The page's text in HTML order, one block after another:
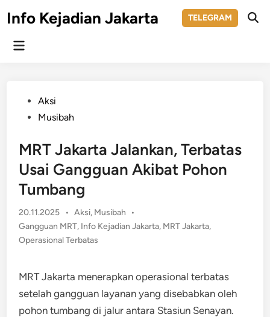
toInfo Kejadian Jakarta TELEGRAM
Main
PostedAksi
Musibah
MRT Jakarta Jalankan, Terbatas
Usai Gangguan Akibat Pohon
Tumbang
20.11.2025 • Posted
in
Aksi, Musibah
•
Gangguan MRT, Info Kejadian Jakarta, MRT Jakarta,
Operasional Terbatas
MRT Jakarta menerapkan operasional terbatas
setelah gangguan layanan yang disebabkan oleh
pohon tumbang di jalur antara Stasiun Senayan.